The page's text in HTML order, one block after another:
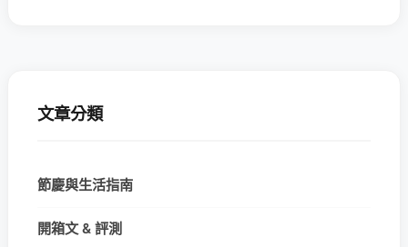
文章分類
節慶與生活指南
開箱文 & 評測